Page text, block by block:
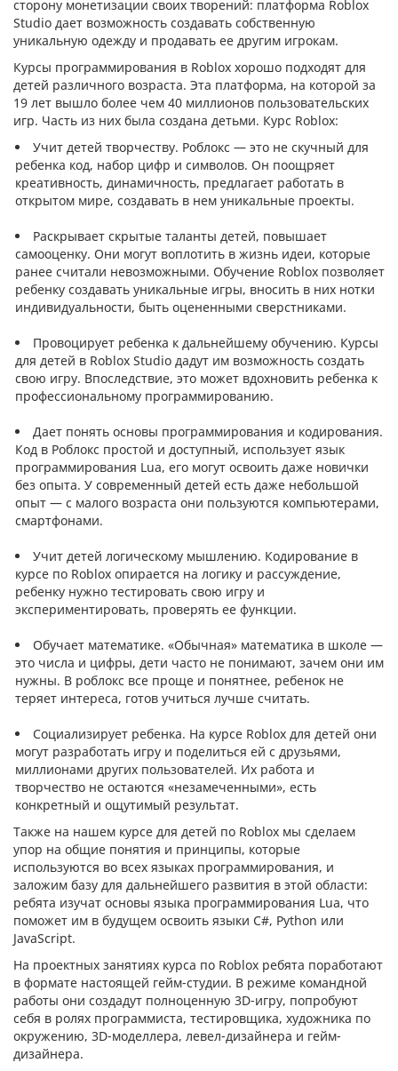
сторону монетизации своих творений: платформа Roblox
Studio дает возможность создавать собственную
уникальную одежду и продавать ее другим игрокам.
Курсы программирования в Roblox хорошо подходят для
детей различного возраста. Эта платформа, на которой за
19 лет вышло более чем 40 миллионов пользовательских
игр. Часть из них была создана детьми. Курс Roblox:
Учит детей творчеству. Роблокс — это не скучный для
ребенка код, набор цифр и символов. Он поощряет
креативность, динамичность, предлагает работать в
открытом мире, создавать в нем уникальные проекты.
Раскрывает скрытые таланты детей, повышает
самооценку. Они могут воплотить в жизнь идеи, которые
ранее считали невозможными. Обучение Roblox позволяет
ребенку создавать уникальные игры, вносить в них нотки
индивидуальности, быть оцененными сверстниками.
Провоцирует ребенка к дальнейшему обучению. Курсы
для детей в Roblox Studio дадут им возможность создать
свою игру. Впоследствие, это может вдохновить ребенка к
профессиональному программированию.
Дает понять основы программирования и кодирования.
Код в Роблокс простой и доступный, использует язык
программирования Lua, его могут освоить даже новички
без опыта. У современный детей есть даже небольшой
опыт — с малого возраста они пользуются компьютерами,
смартфонами.
Учит детей логическому мышлению. Кодирование в
курсе по Roblox опирается на логику и рассуждение,
ребенку нужно тестировать свою игру и
экспериментировать, проверять ее функции.
Обучает математике. «‎Обычная» математика в школе —
это числа и цифры, дети часто не понимают, зачем они им
нужны. В роблокс все проще и понятнее, ребенок не
теряет интереса, готов учиться лучше считать.
Социализирует ребенка. На курсе Roblox для детей они
могут разработать игру и поделиться ей с друзьями,
миллионами других пользователей. Их работа и
творчество не остаются «‎незамеченными», есть
конкретный и ощутимый результат.
Также на нашем курсе для детей по Roblox мы сделаем
упор на общие понятия и принципы, которые
используются во всех языках программирования, и
заложим базу для дальнейшего развития в этой области:
ребята изучат основы языка программирования Lua, что
поможет им в будущем освоить языки C#, Python или
JavaScript.
На проектных занятиях курса по Roblox ребята поработают
в формате настоящей гейм-студии. В режиме командной
работы они создадут полноценную 3D-игру, попробуют
себя в ролях программиста, тестировщика, художника по
окружению, 3D-моделлера, левел-дизайнера и гейм-
дизайнера.